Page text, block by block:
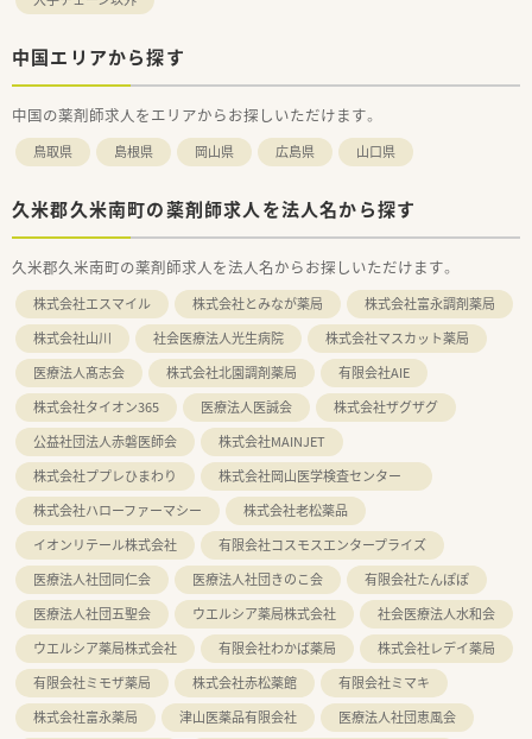
中国エリアから探す
中国の薬剤師求人をエリアからお探しいただけます。
鳥取県 島根県 岡山県 広島県 山口県
久米郡久米南町の薬剤師求人を法人名から探す
久米郡久米南町の薬剤師求人を法人名からお探しいただけます。
株式会社エスマイル 株式会社とみなが薬局
株式会社富永調剤薬局
株式会社山川
社会医療法人光生病院
株式会社マスカット薬局
医療法人髙志会
株式会社北園調剤薬局
有限会社AIE
株式会社タイオン365
医療法人医誠会
株式会社ザグザグ
公益社団法人赤磐医師会
株式会社MAINJET
株式会社ププレひまわり
株式会社岡山医学検査センター
株式会社ハローファーマシー
株式会社老松薬品
イオンリテール株式会社
有限会社コスモスエンタープライズ
医療法人社団同仁会
医療法人社団きのこ会
有限会社たんぽぽ
医療法人社団五聖会
ウエルシア薬局株式会社
社会医療法人水和会
ウエルシア薬局株式会社
有限会社わかば薬局
株式会社レデイ薬局
有限会社ミモザ薬局
株式会社赤松薬館
有限会社ミマキ
株式会社富永薬局
津山医薬品有限会社
医療法人社団恵風会